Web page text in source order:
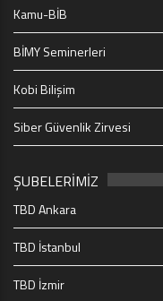
Kamu-BİB
BİMY Seminerleri
Kobi Bilişim
Siber Güvenlik Zirvesi
ŞUBELERİMİZ
TBD Ankara
TBD İstanbul
TBD İzmir